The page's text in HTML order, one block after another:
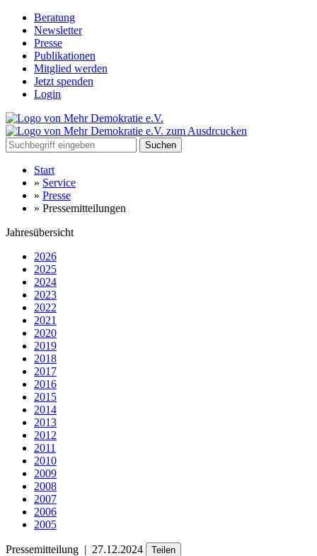
Beratung
Newsletter
Presse
Publikationen
Mitglied werden
Jetzt spenden
Login
Suchen
Start
» Service
» Presse
» Pressemitteilungen
Jahresübersicht
2026
2025
2024
2023
2022
2021
2020
2019
2018
2017
2016
2015
2014
2013
2012
2011
2010
2009
2008
2007
2006
2005
Pressemitteilung | 27.12.2024 Teilen